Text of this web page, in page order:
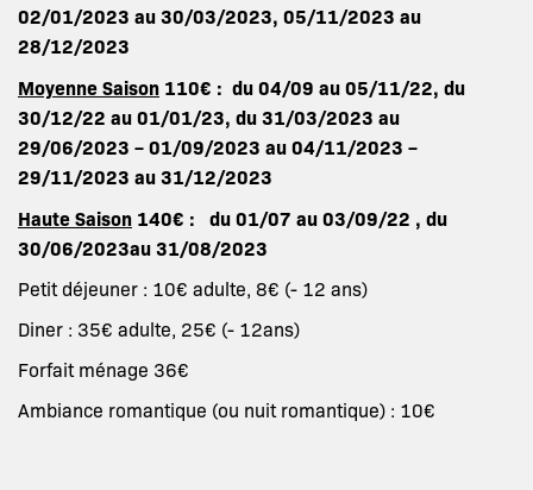
02/01/2023 au 30/03/2023, 05/11/2023 au
28/12/2023
Moyenne Saison 110€ : du 04/09 au 05/11/22, du
30/12/22 au 01/01/23, du 31/03/2023 au
29/06/2023 – 01/09/2023 au 04/11/2023 –
29/11/2023 au 31/12/2023
Haute Saison 140€ : du 01/07 au 03/09/22 , du
30/06/2023au 31/08/2023
Petit déjeuner : 10€ adulte, 8€ (- 12 ans)
Diner : 35€ adulte, 25€ (- 12ans)
Forfait ménage 36€
Ambiance romantique (ou nuit romantique) : 10€